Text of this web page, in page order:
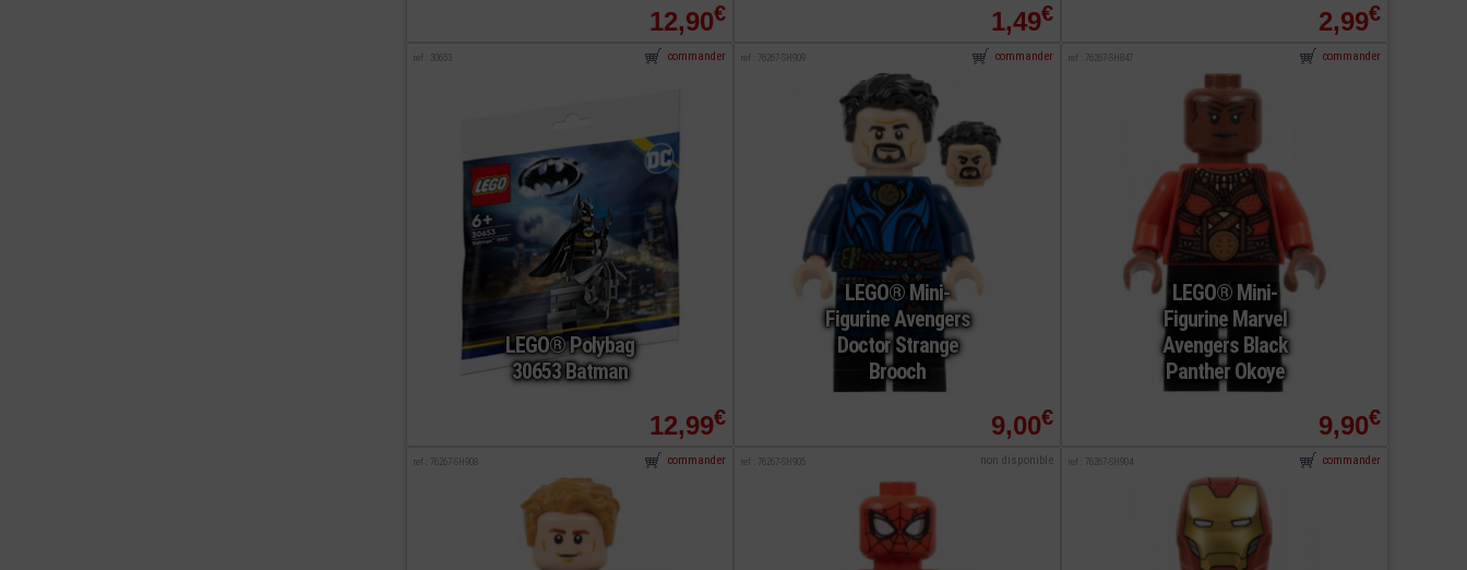
12,90€ 1,49€ 2,99€
LEGO® Polybag
30653 Batman
ref : 30653
12,99€
commander
LEGO® Mini-
Figurine Avengers
Doctor Strange
Brooch
ref : 76267-SH909
9,00€
commander
LEGO® Mini-
Figurine Marvel
Avengers Black
Panther Okoye
ref : 76267-SH847
9,90€
commander
ref : 76267-SH908 commander ref : 76267-SH905 non disponible ref : 76267-SH904 commander